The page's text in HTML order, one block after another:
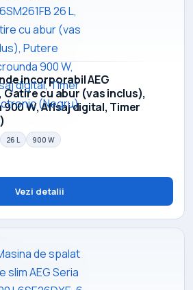
incorporabil AEG
Gatire cu abur (vas inclus),
W, Afisaj digital, Timer
26 L 900 W
Vezi detalii